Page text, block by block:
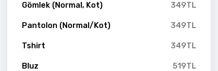
Gömlek (Normal, Kot) 349TL
Pantolon (Normal/Kot) 349TL
Tshirt 349TL
Bluz 519TL